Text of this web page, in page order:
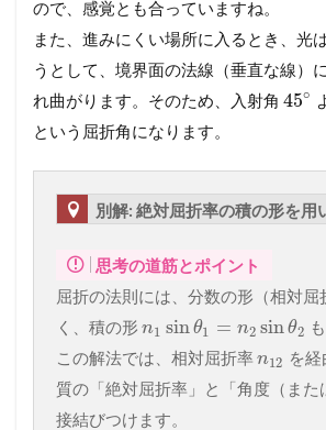
ので、感覚とも合っていますね。
また、進みにくい場所に入るとき、光
うとして、境界面の法線（垂直な線）
れ曲がります。そのため、入射角 45∘
という屈折角になります。
別解: 絶対屈折率の積の形を用
思考の道筋とポイント
屈折の法則には、分数の形（相対屈
く、積の形 n1 sin θ1 = n2 sinθ2
この解法では、相対屈折率 n12 を
質の「絶対屈折率」と「角度（また
接結びつけます。